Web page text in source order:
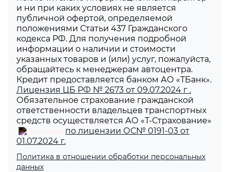
и ни при каких условиях не является
публичной офертой, определяемой
положениями Статьи 437 Гражданского
кодекса РФ. Для получения подробной
информации о наличии и стоимости
указанных товаров и (или) услуг, пожалуйста,
обращайтесь к менеджерам автоцентра.
Кредит предоставляется банком АО «ТБанк».
Лицензия ЦБ РФ № 2673 от 09.07.2024 г .
Обязательное страхование гражданской
ответственности владельцев транспортных
средств осуществляется АО «Т-Страхование»
по лицензии ОС№ 0191-03 от
01.07.2024 г.
Политика в отношении обработки персональных
данных